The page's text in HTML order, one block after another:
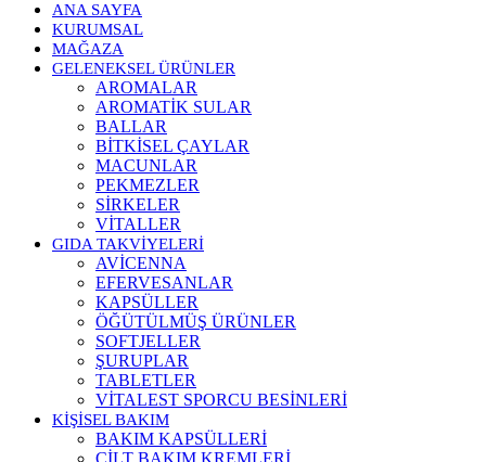
ANA SAYFA
KURUMSAL
MAĞAZA
GELENEKSEL ÜRÜNLER
AROMALAR
AROMATİK SULAR
BALLAR
BİTKİSEL ÇAYLAR
MACUNLAR
PEKMEZLER
SİRKELER
VİTALLER
GIDA TAKVİYELERİ
AVİCENNA
EFERVESANLAR
KAPSÜLLER
ÖĞÜTÜLMÜŞ ÜRÜNLER
SOFTJELLER
ŞURUPLAR
TABLETLER
VİTALEST SPORCU BESİNLERİ
KİŞİSEL BAKIM
BAKIM KAPSÜLLERİ